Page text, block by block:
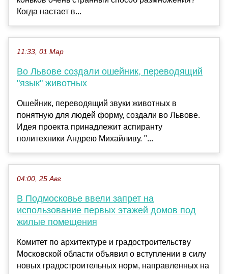
Когда настает в...
11:33, 01 Мар
Во Львове создали ошейник, переводящий
"язык" животных
Ошейник, переводящий звуки животных в
понятную для людей форму, создали во Львове.
Идея проекта принадлежит аспиранту
политехники Андрею Михайливу. "...
04:00, 25 Авг
В Подмосковье ввели запрет на
использование первых этажей домов под
жилые помещения
Комитет по архитектуре и градостроительству
Московской области объявил о вступлении в силу
новых градостроительных норм, направленных на